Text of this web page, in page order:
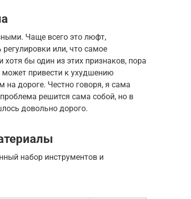
Чаще всего это люфт,
или, что самое
бы один из этих признаков, пора
привести к ухудшению
на дороге. Честно говоря, я сама
решится сама собой, но в
довольно дорого.
набор инструментов и